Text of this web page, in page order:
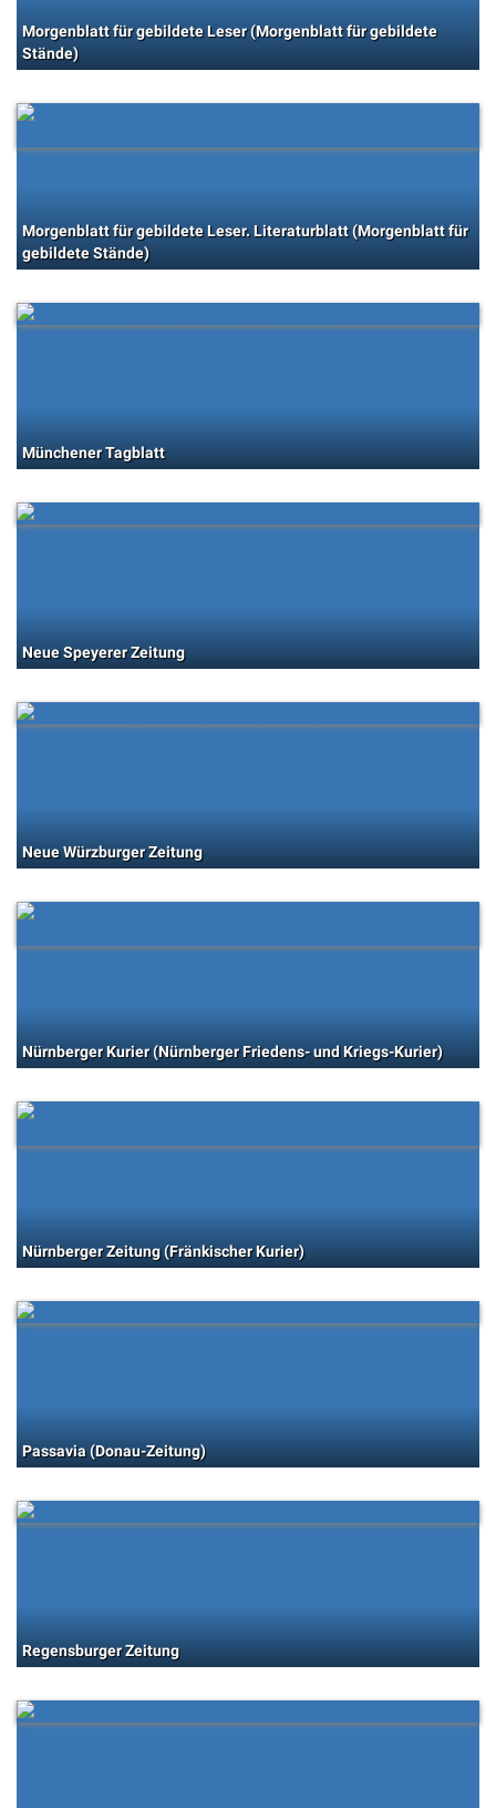
Morgenblatt für gebildete Leser (Morgenblatt für gebildete
Stände)
Morgenblatt für gebildete Leser. Literaturblatt (Morgenblatt für
gebildete Stände)
Münchener Tagblatt
Neue Speyerer Zeitung
Neue Würzburger Zeitung
Nürnberger Kurier (Nürnberger Friedens- und Kriegs-Kurier)
Nürnberger Zeitung (Fränkischer Kurier)
Passavia (Donau-Zeitung)
Regensburger Zeitung